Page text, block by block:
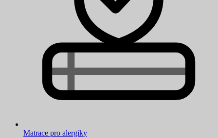
Matrace pro alergiky